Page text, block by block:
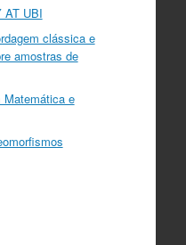
AT UBI
clássica e
amostras de
Matemática e